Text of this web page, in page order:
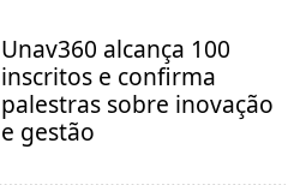
Unav360 alcança 100
inscritos e confirma
palestras sobre inovação
e gestão